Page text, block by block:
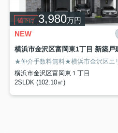
値下げ 3,980万円
NEW
横浜市金沢区富岡東１丁目
2SLDK (102.10㎡)